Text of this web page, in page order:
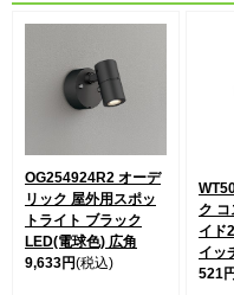
OG254924R2 オーデ
リック 屋外用スポッ
トライト ブラック
LED(電球色) 広角
9,633円(税込)
ク
イド
イッ
521